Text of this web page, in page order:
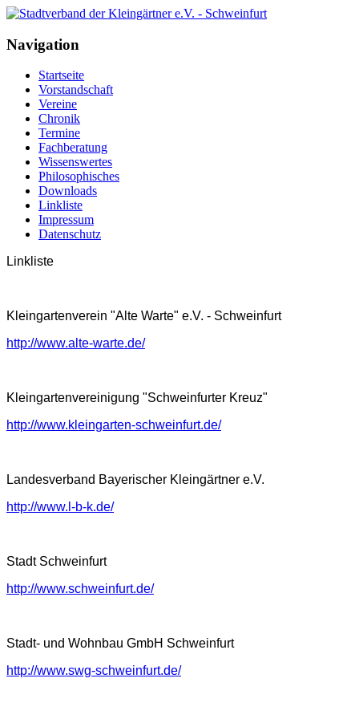
Navigation
Startseite
Vorstandschaft
Vereine
Chronik
Termine
Fachberatung
Wissenswertes
Philosophisches
Downloads
Linkliste
Impressum
Datenschutz
Linkliste
Kleingartenverein "Alte Warte" e.V. - Schweinfurt
http://www.alte-warte.de/
Kleingartenvereinigung "Schweinfurter Kreuz"
http://www.kleingarten-schweinfurt.de/
Landesverband Bayerischer Kleingärtner e.V.
http://www.l-b-k.de/
Stadt Schweinfurt
http://www.schweinfurt.de/
Stadt- und Wohnbau GmbH Schweinfurt
http://www.swg-schweinfurt.de/